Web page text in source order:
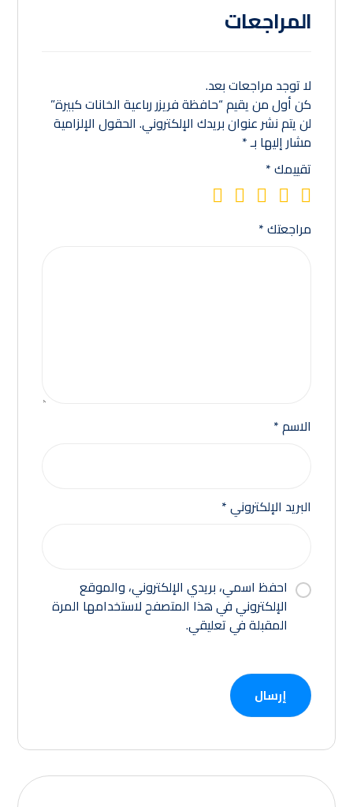
المراجعات
لا توجد مراجعات بعد.
كن أول من يقيم “حافظة فريزر رباعية الخانات كبيرة”
لن يتم نشر عنوان بريدك الإلكتروني. الحقول الإلزامية
مشار إليها بـ*
تقييمك*
مراجعتك*
الاسم*
البريد الإلكتروني*
احفظ اسمي، بريدي الإلكتروني، والموقع
الإلكتروني في هذا المتصفح لاستخدامها المرة
المقبلة في تعليقي.
إرسال